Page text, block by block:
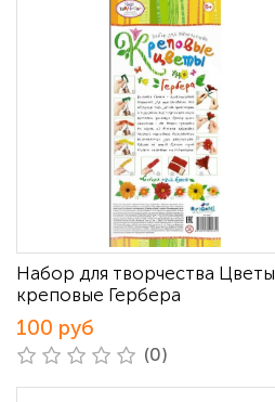
Набор для творчества Цветы
креповые Гербера
100 руб
(0)